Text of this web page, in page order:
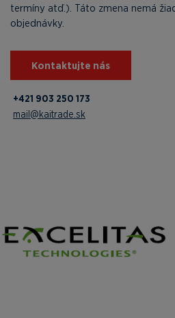
termíny atď.). Táto zmena nemá
objednávky.
Kontaktujte nás
+421 903 250 173
mail@kaitrade.sk